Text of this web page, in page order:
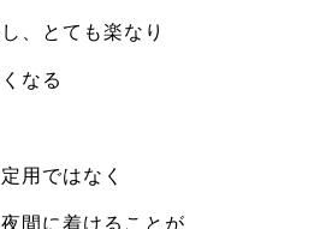
、とても楽なり
なる
用ではなく
間に着けることが